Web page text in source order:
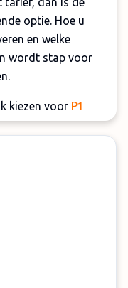
optie. Hoe u
en welke
wordt stap voor
kiezen voor P1
. Echter is P2
zijn
compleet is,
en bent u
Leuke
uw